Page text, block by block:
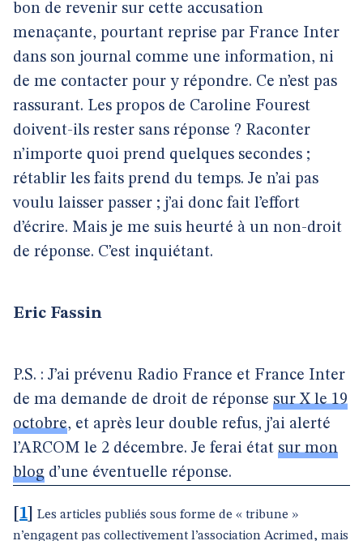
bon de revenir sur cette accusation
menaçante, pourtant reprise par France Inter
dans son journal comme une information, ni
de me contacter pour y répondre. Ce n’est pas
rassurant. Les propos de Caroline Fourest
doivent-ils rester sans réponse ? Raconter
n’importe quoi prend quelques secondes ;
rétablir les faits prend du temps. Je n’ai pas
voulu laisser passer ; j’ai donc fait l’effort
d’écrire. Mais je me suis heurté à un non-droit
de réponse. C’est inquiétant.
Eric Fassin
P.S. : J’ai prévenu Radio France et France Inter
de ma demande de droit de réponse sur X le 19
octobre, et après leur double refus, j’ai alerté
l’ARCOM le 2 décembre. Je ferai état sur mon
blog d’une éventuelle réponse.
1
Les articles publiés sous forme de « tribune »
n’engagent pas collectivement l’association Acrimed, mais